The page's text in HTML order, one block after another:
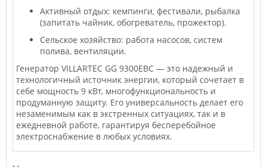
Активный отдых: кемпинги, фестивали, рыбалка
(запитать чайник, обогреватель, прожектор).
Сельское хозяйство: работа насосов, систем
полива, вентиляции.
Генератор VILLARTEC GG 9300ЕВС — это надежный и
технологичный источник энергии, который сочетает в
себе мощность 9 кВт, многофункциональность и
продуманную защиту. Его универсальность делает его
незаменимым как в экстренных ситуациях, так и в
ежедневной работе, гарантируя бесперебойное
электроснабжение в любых условиях.